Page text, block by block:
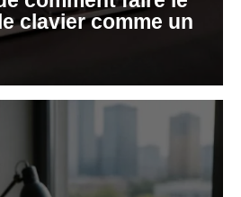
clavier comme un